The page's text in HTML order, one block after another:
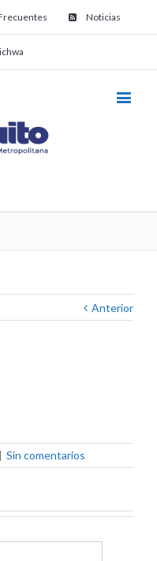
Noticias
Anterior
| Sin comentarios